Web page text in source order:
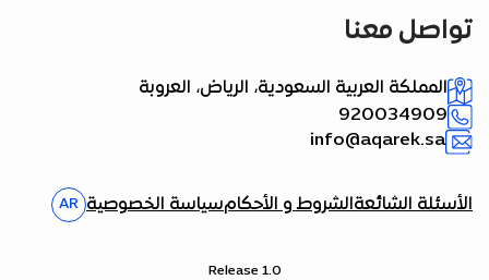
تواصل معنا
المملكة العربية السعودية، الرياض، العروبة
920034909
info@aqarek.sa
الأسئلة الشائعةالشروط و الأحكامسياسة الخصوصية AR
Release 1.0